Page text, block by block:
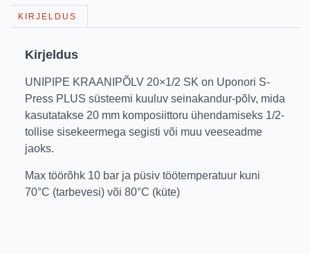
KIRJELDUS
Kirjeldus
UNIPIPE KRAANIPÕLV 20×1/2 SK on Uponori S-
Press PLUS süsteemi kuuluv seinakandur-põlv, mida
kasutatakse 20 mm komposiittoru ühendamiseks 1/2-
tollise sisekeermega segisti või muu veeseadme
jaoks.
Max töörõhk 10 bar ja püsiv töötemperatuur kuni
70°C (tarbevesi) või 80°C (küte)